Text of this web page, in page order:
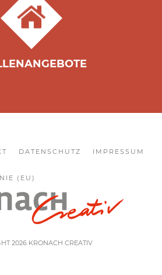
DATENSCHUTZ IMPRESSUM
(EU)
2026 KRONACH CREATIV